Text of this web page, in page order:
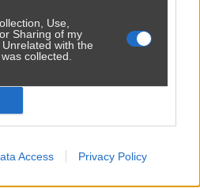
Use,
Sharing of my
with the
collected.
Access Privacy Policy